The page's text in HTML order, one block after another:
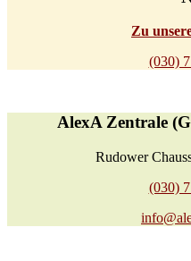
Zu
(030)
AlexA Zentrale
Rudower
(030)